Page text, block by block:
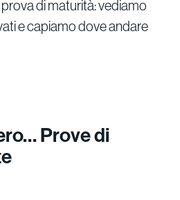
di maturità: vediamo
e capiamo dove andare
Prove di